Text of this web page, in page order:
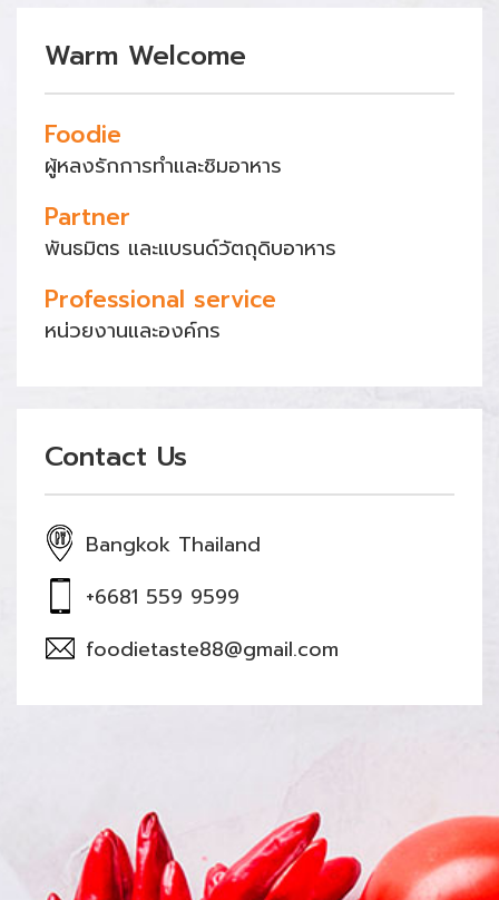
Warm Welcome
Foodie
ผู้หลงรักการทำและชิมอาหาร
Partner
พันธมิตร และแบรนด์วัตถุดิบอาหาร
Professional service
หน่วยงานและองค์กร
Contact Us
Bangkok Thailand
+6681 559 9599
foodietaste88@gmail.com